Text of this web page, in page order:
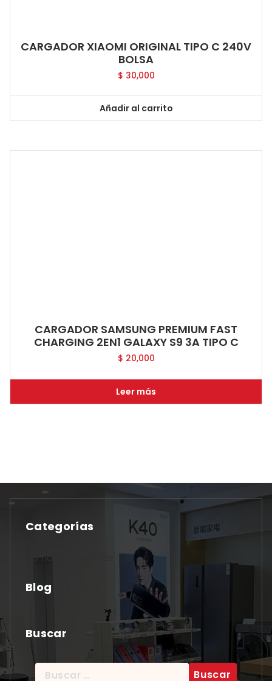
CARGADOR XIAOMI ORIGINAL TIPO C 240V
BOLSA
$ 30,000
Añadir al carrito
CARGADOR SAMSUNG PREMIUM FAST
CHARGING 2EN1 GALAXY S9 3A TIPO C
$ 20,000
Leer más
Categorías
No hay categorías
Blog
Buscar
Buscar: